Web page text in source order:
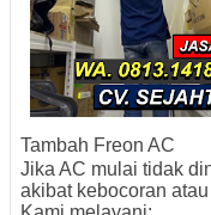
Tambah Freon AC
Jika AC mulai tidak
akibat kebocoran